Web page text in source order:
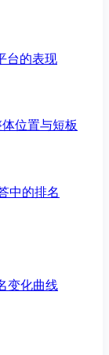
台的表现
位置与短板
中的排名
变化曲线